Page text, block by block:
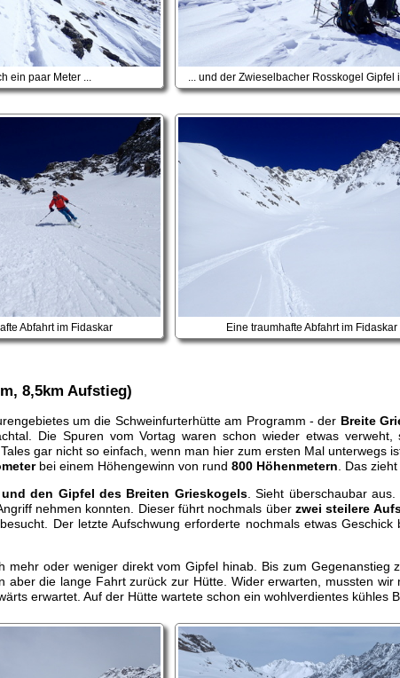
ein paar Meter ... ... und der Zwieselbacher Rosskogel Gipfel
Abfahrt im Fidaskar Eine traumhafte Abfahrt im Fidaskar
8,5km Aufstieg)
um die Schweinfurterhütte am Programm - der Breite
Die Spuren vom Vortag waren schon wieder etwas
gar nicht so einfach, wenn man hier zum ersten Mal unterwegs
bei einem Höhengewinn von rund 800 Höhenmetern . Das zieht
den Gipfel des Breiten Grieskogels. Sieht überschaubar
nehmen konnten. Dieser führt nochmals überzwei steilere
Der letzte Aufschwung erforderte nochmals etwas
oder weniger direkt vom Gipfel hinab. Bis zum Gegenanstieg
die lange Fahrt zurück zur Hütte. Wider erwarten, mussten
erwartet. Auf der Hütte wartete schon ein wohlverdientes kühles